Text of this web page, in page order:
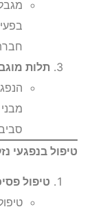
תלות
טיפול בנפגעי
טיפול